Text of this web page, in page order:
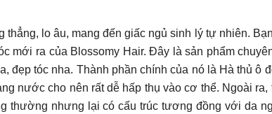
thẳng, lo âu, mang đến giấc ngủ sinh lý tự nhiên.
mới ra của Blossomy Hair. Đây là sản phẩm
đẹp tóc nha. Thành phần chính của nó là Hà thủ
nước cho nên rất dễ hấp thụ vào cơ thể. Ngoài
thường nhưng lại có cấu trúc tương đồng với da